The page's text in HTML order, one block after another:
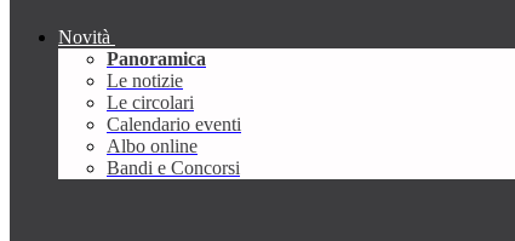
Novità
Panoramica
Le notizie
Le circolari
Calendario eventi
Albo online
Bandi e Concorsi